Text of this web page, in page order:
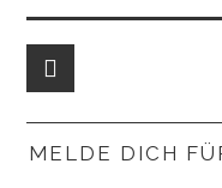
MELDE DICH